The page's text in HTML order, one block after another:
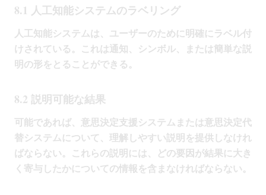
8.1 人工知能システムのラベリング
人工知能システムは、ユーザーのために明確にラベル付
けされている。これは通知、シンボル、または簡単な説
明の形をとることができる。
8.2 説明可能な結果
可能であれば、意思決定支援システムまたは意思決定代
替システムについて、理解しやすい説明を提供しなけれ
ばならない。これらの説明には、どの要因が結果に大き
く寄与したかについての情報を含まなければならない。